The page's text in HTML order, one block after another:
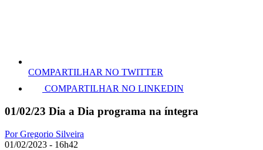
COMPARTILHAR NO TWITTER
COMPARTILHAR NO LINKEDIN
01/02/23 Dia a Dia programa na íntegra
Por Gregorio Silveira
01/02/2023 - 16h42